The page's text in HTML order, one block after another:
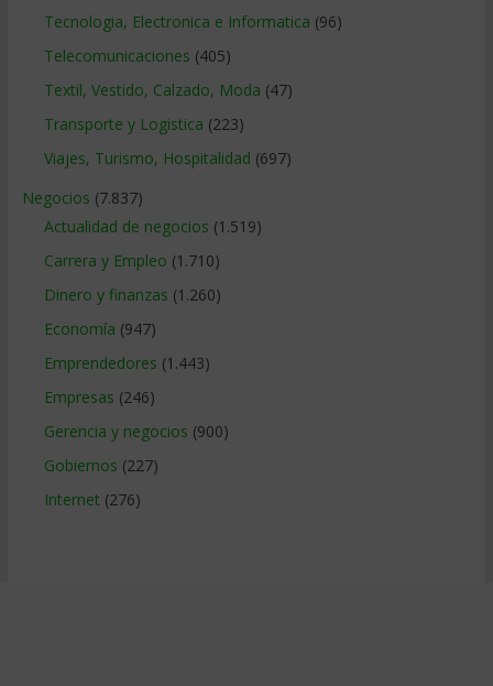
Tecnologia, Electronica e Informatica (96)
Telecomunicaciones (405)
Textil, Vestido, Calzado, Moda (47)
Transporte y Logistica (223)
Viajes, Turismo, Hospitalidad (697)
Negocios (7.837)
Actualidad de negocios (1.519)
Carrera y Empleo (1.710)
Dinero y finanzas (1.260)
Economía (947)
Emprendedores (1.443)
Empresas (246)
Gerencia y negocios (900)
Gobiernos (227)
Internet (276)